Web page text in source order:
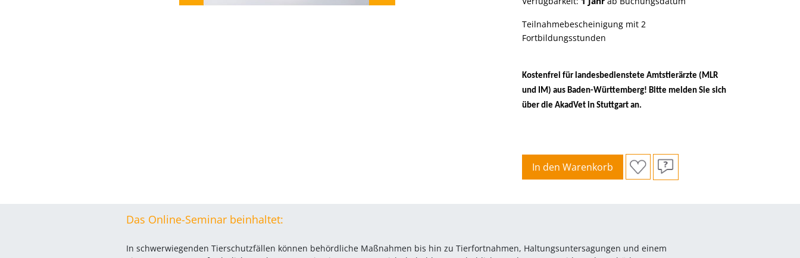
Teilnahmebescheinigung mit 2
Fortbildungsstunden
Kostenfrei für landesbedienstete Amtstierärzte (MLR
und IM) aus Baden-Württemberg! Bitte melden Sie sich
über die AkadVet in Stuttgart an.
In den Warenkorb
Das Online-Seminar beinhaltet:
In schwerwiegenden Tierschutzfällen können behördliche Maßnahmen bis hin zu Tierfortnahmen, Haltungsuntersagungen und einem